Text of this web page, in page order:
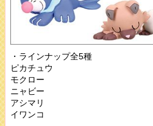
・ラインナップ全5種
ピカチュウ
モクロー
ニャビー
アシマリ
イワンコ